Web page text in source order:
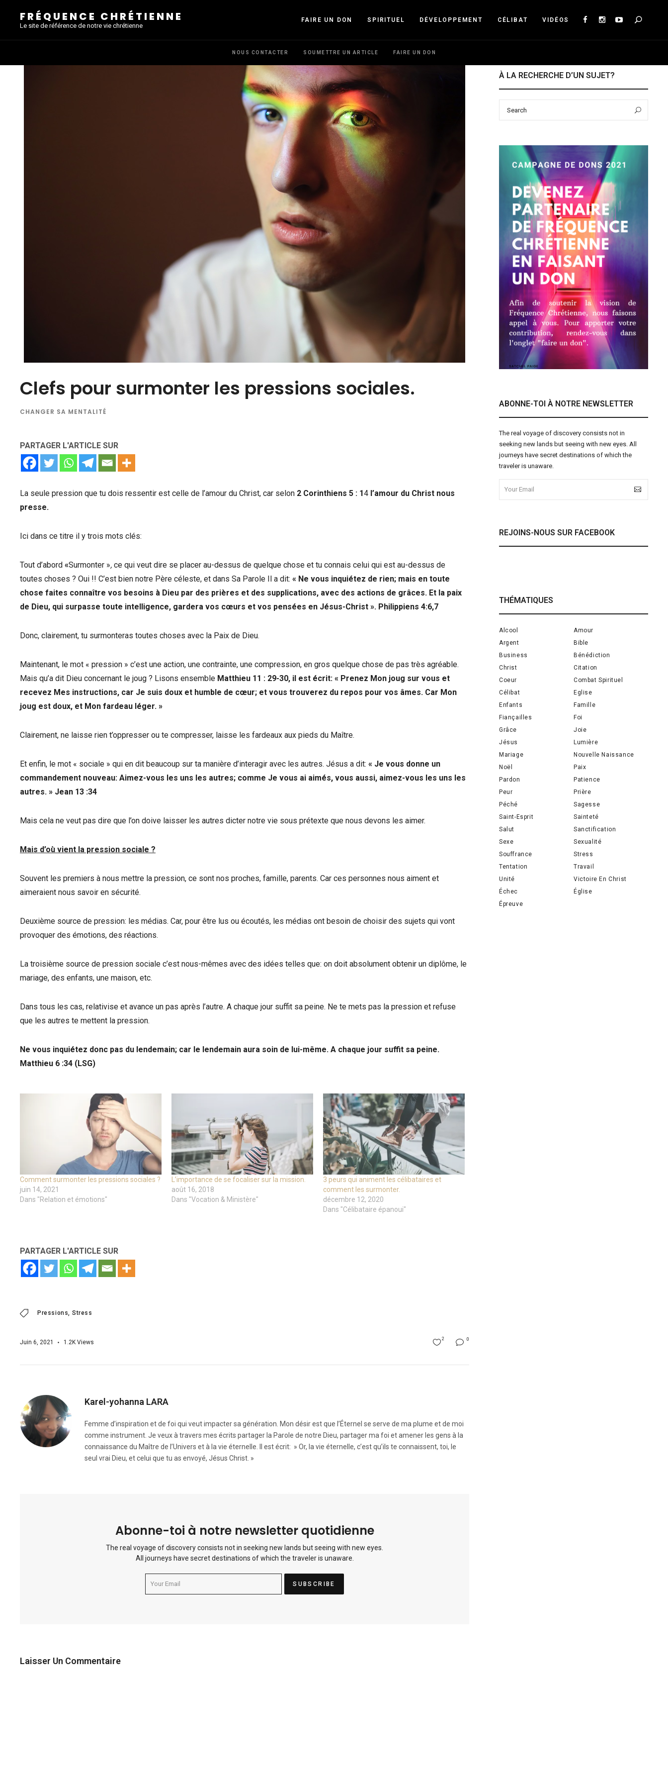
FRÉQUENCE CHRÉTIENNE
Le site de référence de notre vie chrétienne
FAIRE UN DON SPIRITUEL DÉVELOPPEMENT CÉLIBAT VIDÉOS
NOUS CONTACTER SOUMETTRE UN ARTICLE FAIRE UN DON
Clefs pour surmonter les pressions sociales.
CHANGER SA MENTALITÉ
PARTAGER L'ARTICLE SUR
La seule pression que tu dois ressentir est celle de l’amour du Christ, car selon 2 Corinthiens 5 : 14 l’amour du Christ nous
presse.
Ici dans ce titre il y trois mots clés:
Tout d’abord «Surmonter », ce qui veut dire se placer au-dessus de quelque chose et tu connais celui qui est au-dessus de
toutes choses ? Oui !! C’est bien notre Père céleste, et dans Sa Parole Il a dit: « Ne vous inquiétez de rien; mais en toute
chose faites connaître vos besoins à Dieu par des prières et des supplications, avec des actions de grâces. Et la paix
de Dieu, qui surpasse toute intelligence, gardera vos cœurs et vos pensées en Jésus-Christ ». Philippiens 4:6,7
Donc, clairement, tu surmonteras toutes choses avec la Paix de Dieu.
Maintenant, le mot « pression » c’est une action, une contrainte, une compression, en gros quelque chose de pas très agréable.
Mais qu’a dit Dieu concernant le joug ? Lisons ensemble Matthieu 11 : 29-30, il est écrit: « Prenez Mon joug sur vous et
recevez Mes instructions, car Je suis doux et humble de cœur; et vous trouverez du repos pour vos âmes. Car Mon
joug est doux, et Mon fardeau léger. »
Clairement, ne laisse rien t’oppresser ou te compresser, laisse les fardeaux aux pieds du Maître.
Et enfin, le mot « sociale » qui en dit beaucoup sur ta manière d’interagir avec les autres. Jésus a dit: « Je vous donne un
commandement nouveau: Aimez-vous les uns les autres; comme Je vous ai aimés, vous aussi, aimez-vous les uns les
autres. » Jean 13 :34
Mais cela ne veut pas dire que l’on doive laisser les autres dicter notre vie sous prétexte que nous devons les aimer.
Mais d’où vient la pression sociale ?
Souvent les premiers à nous mettre la pression, ce sont nos proches, famille, parents. Car ces personnes nous aiment et
aimeraient nous savoir en sécurité.
Deuxième source de pression: les médias. Car, pour être lus ou écoutés, les médias ont besoin de choisir des sujets qui vont
provoquer des émotions, des réactions.
La troisième source de pression sociale c’est nous-mêmes avec des idées telles que: on doit absolument obtenir un diplôme, le
mariage, des enfants, une maison, etc.
Dans tous les cas, relativise et avance un pas après l’autre. A chaque jour suffit sa peine. Ne te mets pas la pression et refuse
que les autres te mettent la pression.
Ne vous inquiétez donc pas du lendemain; car le lendemain aura soin de lui-même. A chaque jour suffit sa peine.
Matthieu 6 :34 (LSG)
Comment surmonter les pressions sociales ?
juin 14, 2021
Dans "Relation et émotions"
L’importance de se focaliser sur la mission.
août 16, 2018
Dans "Vocation & Ministère"
3 peurs qui animent les célibataires et
comment les surmonter.
décembre 12, 2020
Dans "Célibataire épanoui"
PARTAGER L'ARTICLE SUR
Pressions Stress
Juin 6, 2021 1.2K Views 0
2
Karel-yohanna LARA
Femme d’inspiration et de foi qui veut impacter sa génération. Mon désir est que l’Éternel se serve de ma plume et de moi
comme instrument. Je veux à travers mes écrits partager la Parole de notre Dieu, partager ma foi et amener les gens à la
connaissance du Maître de l’Univers et à la vie éternelle. Il est écrit: » Or, la vie éternelle, c’est qu’ils te connaissent, toi, le
seul vrai Dieu, et celui que tu as envoyé, Jésus Christ. »
Abonne-toi à notre newsletter quotidienne
The real voyage of discovery consists not in seeking new lands but seeing with new eyes.
All journeys have secret destinations of which the traveler is unaware.
Laisser Un Commentaire
À LA RECHERCHE D’UN SUJET?
ABONNE-TOI À NOTRE NEWSLETTER
The real voyage of discovery consists not in
seeking new lands but seeing with new eyes. All
journeys have secret destinations of which the
traveler is unaware.
REJOINS-NOUS SUR FACEBOOK
THÉMATIQUES
Alcool
Amour
Argent
Bible
Business
Bénédiction
Christ
Citation
Coeur
Combat Spirituel
Célibat
Eglise
Enfants
Famille
Fiançailles
Foi
Grâce
Joie
Jésus
Lumière
Mariage
Nouvelle Naissance
Noël
Paix
Pardon
Patience
Peur
Prière
Péché
Sagesse
Saint-Esprit
Sainteté
Salut
Sanctification
Sexe
Sexualité
Souffrance
Stress
Tentation
Travail
Unité
Victoire En Christ
Échec
Église
Épreuve